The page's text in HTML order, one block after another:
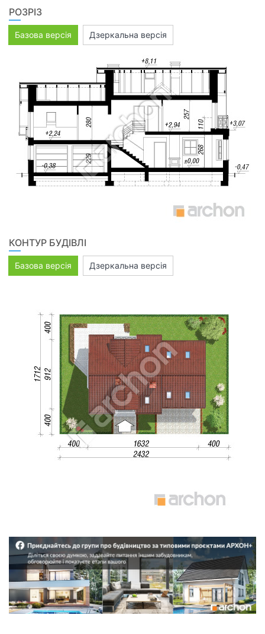
РОЗРІЗ
Базова версія Дзеркальна версія
КОНТУР БУДІВЛІ
Базова версія Дзеркальна версія